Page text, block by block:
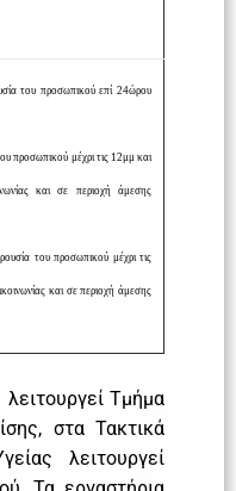
του προσωπικού επί 24ώρου
προσωπικού μέχρι τις 12μμ και
και σε περιοχή άμεσης
του προσωπικού μέχρι τις
και σε περιοχή άμεσης
Τμήμα
στα Τακτικά
λειτουργεί